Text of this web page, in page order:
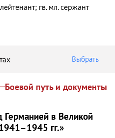
гв. мл. сержант
Выбрать
Боевой путь и документы
Германией в Великой
гг.»